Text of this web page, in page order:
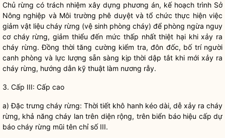
Chủ rừng có trách nhiệm xây dựng phương án, kế hoạch trình Sở
Nông nghiệp và Môi trường phê duyệt và tổ chức thực hiện việc
giảm vật liệu cháy rừng (vệ sinh phòng cháy) để phòng ngừa nguy
cơ cháy rừng, giảm thiểu đến mức thấp nhất thiệt hại khi xảy ra
cháy rừng. Đồng thời tăng cường kiểm tra, đôn đốc, bố trí người
canh phòng và lực lượng sẵn sàng kịp thời dập tắt khi mới xảy ra
cháy rừng, hướng dẫn kỹ thuật làm nương rẫy.
3. Cấp III: Cấp cao
a) Đặc trưng cháy rừng: Thời tiết khô hanh kéo dài, dễ xảy ra cháy
rừng, khả năng cháy lan trên diện rộng, trên biển báo hiệu cấp dự
báo cháy rừng mũi tên chỉ số III.